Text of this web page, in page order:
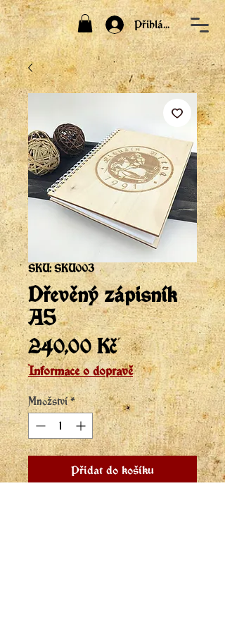
Přihlásit
SKU: SKU003
Dřevěný zápisník
A5
240,00 KčCena
Informace o dopravě
Množství *
Přidat do košíku